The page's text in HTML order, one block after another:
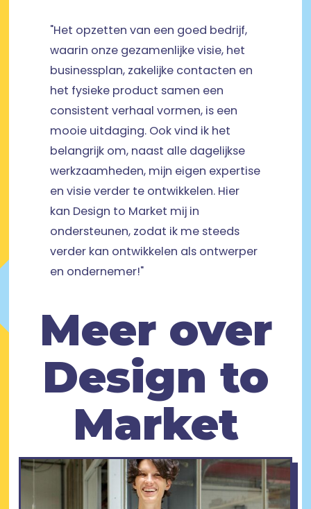
"Het opzetten van een goed bedrijf,
waarin onze gezamenlijke visie, het
businessplan, zakelijke contacten en
het fysieke product samen een
consistent verhaal vormen, is een
mooie uitdaging. Ook vind ik het
belangrijk om, naast alle dagelijkse
werkzaamheden, mijn eigen expertise
en visie verder te ontwikkelen. Hier
kan Design to Market mij in
ondersteunen, zodat ik me steeds
verder kan ontwikkelen als ontwerper
en ondernemer!"
Meer over
Design to
Market